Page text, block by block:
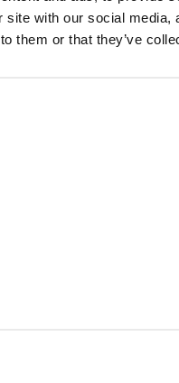
site with our social
them or that they’ve